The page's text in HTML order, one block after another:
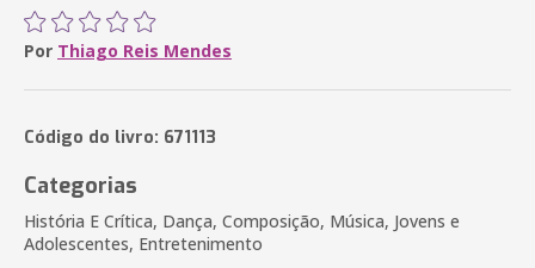
Por Thiago Reis Mendes
Código do livro: 671113
Categorias
História E Crítica, Dança, Composição, Música, Jovens e
Adolescentes, Entretenimento